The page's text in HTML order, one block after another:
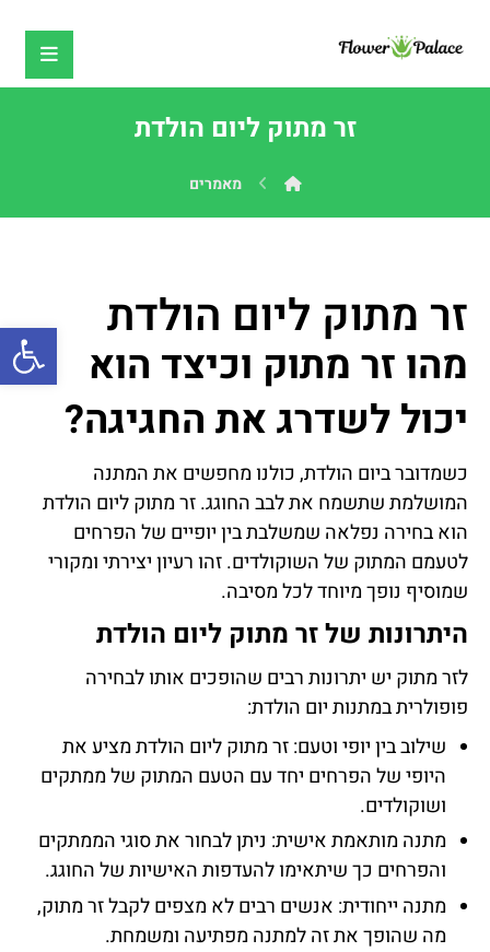
זר מתוק ליום הולדת
מאמרים
זר מתוק ליום הולדת
מהו זר מתוק וכיצד הוא
יכול לשדרג את החגיגה?
כשמדובר ביום הולדת, כולנו מחפשים את המתנה
המושלמת שתשמח את לבב החוגג. זר מתוק ליום הולדת
הוא בחירה נפלאה שמשלבת בין יופיים של הפרחים
לטעמם המתוק של השוקולדים. זהו רעיון יצירתי ומקורי
שמוסיף נופך מיוחד לכל מסיבה.
היתרונות שלזר מתוק ליום הולדת
לזר מתוק יש יתרונות רבים שהופכים אותו לבחירה
פופולרית במתנות יום הולדת:
שילוב בין יופי וטעם: זר מתוק ליום הולדת מציע את
היופי של הפרחים יחד עם הטעם המתוק של ממתקים
ושוקולדים.
מתנה מותאמת אישית: ניתן לבחור את סוגי הממתקים
והפרחים כך שיתאימו להעדפות האישיות של החוגג.
מתנה ייחודית: אנשים רבים לא מצפים לקבל זר מתוק,
מה שהופך את זה למתנה מפתיעה ומשמחת.